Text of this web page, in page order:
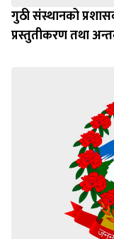
गुठी संस्थानको
प्रस्तुतीकरण तथा